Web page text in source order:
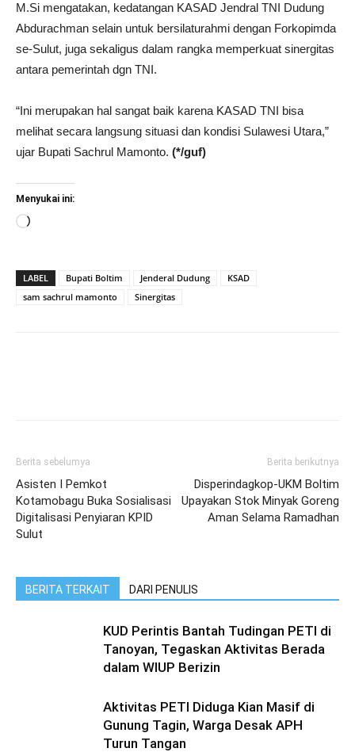
M.Si mengatakan, kedatangan KASAD Jendral TNI Dudung
Abdurachman selain untuk bersilaturahmi dengan Forkopimda
se-Sulut, juga sekaligus dalam rangka memperkuat sinergitas
antara pemerintah dgn TNI.
“Ini merupakan hal sangat baik karena KASAD TNI bisa
melihat secara langsung situasi dan kondisi Sulawesi Utara,”
ujar Bupati Sachrul Mamonto. (*/guf)
Menyukai ini:
Memuat...
LABEL Bupati Boltim Jenderal Dudung
KSAD
sam sachrul mamonto
Sinergitas
Berita sebelumya
Asisten I Pemkot
Kotamobagu Buka Sosialisasi
Digitalisasi Penyiaran KPID
Sulut
Berita berikutnya
Disperindagkop-UKM Boltim
Upayakan Stok Minyak Goreng
Aman Selama Ramadhan
BERITA TERKAIT DARI PENULIS
KUD Perintis Bantah Tudingan PETI di
Tanoyan, Tegaskan Aktivitas Berada
dalam WIUP Berizin
Aktivitas PETI Diduga Kian Masif di
Gunung Tagin, Warga Desak APH
Turun Tangan